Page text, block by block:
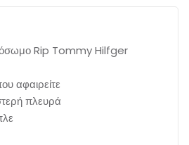
Rip Tommy Hilfger
αφαιρείτε
πλευρά